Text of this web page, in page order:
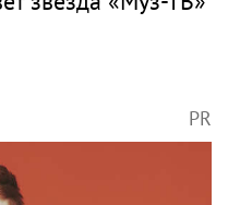
трогательно
17-летнего сына